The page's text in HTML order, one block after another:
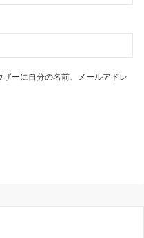
ーに自分の名前、メールアドレ